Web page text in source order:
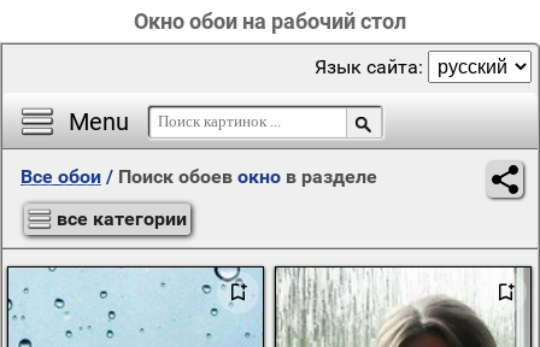
Окно обои на рабочий стол
Menu
Язык сайта:
Все обои / Поиск обоев окно в разделе
все категории